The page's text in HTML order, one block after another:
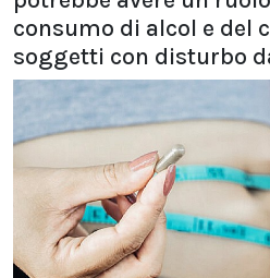
consumo di alcol e del
soggetti con disturbo